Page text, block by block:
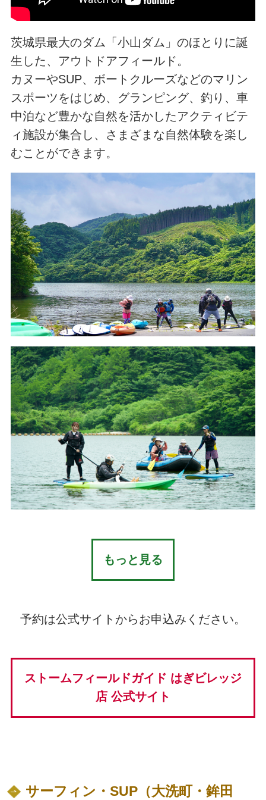
茨城県最大のダム「小山ダム」のほとりに誕
生した、アウトドアフィールド。
カヌーやSUP、ボートクルーズなどのマリン
スポーツをはじめ、グランピング、釣り、車
中泊など豊かな自然を活かしたアクティビテ
ィ施設が集合し、さまざまな自然体験を楽し
むことができます。
もっと見る
予約は公式サイトからお申込みください。
ストームフィールドガイド はぎビレッジ
店 公式サイト
サーフィン・SUP（大洗町・鉾田